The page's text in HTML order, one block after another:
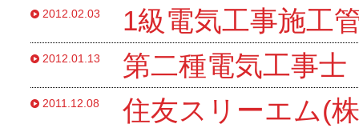
2012.02.03 1級電気工事施工
2012.01.13 第二種電気工事
2011.12.08
住友スリーエム(